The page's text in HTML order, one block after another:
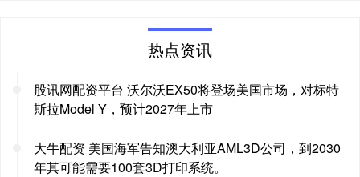
热点资讯
股讯网配资平台 沃尔沃EX50将登场美国市场，对标特
斯拉Model Y，预计2027年上市
大牛配资 美国海军告知澳大利亚AML3D公司，到2030
年其可能需要100套3D打印系统。